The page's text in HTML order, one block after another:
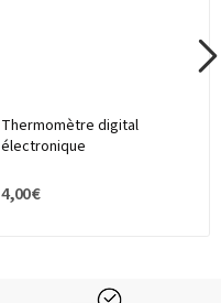
Thermomètre digital
électronique
4,00 €